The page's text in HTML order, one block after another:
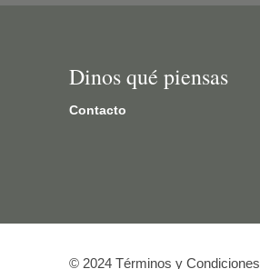
Dinos qué piensas
Contacto
© 2024 Términos y Condiciones